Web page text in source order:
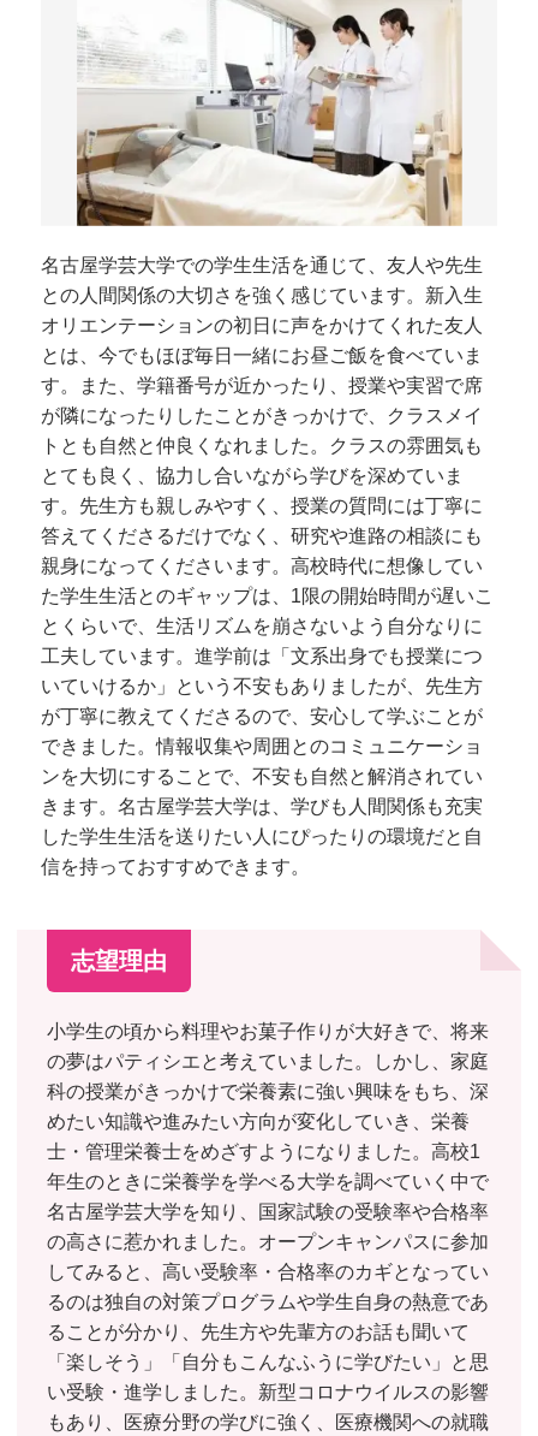
名古屋学芸大学での学生生活を通じて、友人や先生
との人間関係の大切さを強く感じています。新入生
オリエンテーションの初日に声をかけてくれた友人
とは、今でもほぼ毎日一緒にお昼ご飯を食べていま
す。また、学籍番号が近かったり、授業や実習で席
が隣になったりしたことがきっかけで、クラスメイ
トとも自然と仲良くなれました。クラスの雰囲気も
とても良く、協力し合いながら学びを深めていま
す。先生方も親しみやすく、授業の質問には丁寧に
答えてくださるだけでなく、研究や進路の相談にも
親身になってくださいます。高校時代に想像してい
た学生生活とのギャップは、1限の開始時間が遅いこ
とくらいで、生活リズムを崩さないよう自分なりに
工夫しています。進学前は「文系出身でも授業につ
いていけるか」という不安もありましたが、先生方
が丁寧に教えてくださるので、安心して学ぶことが
できました。情報収集や周囲とのコミュニケーショ
ンを大切にすることで、不安も自然と解消されてい
きます。名古屋学芸大学は、学びも人間関係も充実
した学生生活を送りたい人にぴったりの環境だと自
信を持っておすすめできます。
志望理由
小学生の頃から料理やお菓子作りが大好きで、将来
の夢はパティシエと考えていました。しかし、家庭
科の授業がきっかけで栄養素に強い興味をもち、深
めたい知識や進みたい方向が変化していき、栄養
士・管理栄養士をめざすようになりました。高校1
年生のときに栄養学を学べる大学を調べていく中で
名古屋学芸大学を知り、国家試験の受験率や合格率
の高さに惹かれました。オープンキャンパスに参加
してみると、高い受験率・合格率のカギとなってい
るのは独自の対策プログラムや学生自身の熱意であ
ることが分かり、先生方や先輩方のお話も聞いて
「楽しそう」「自分もこんなふうに学びたい」と思
い受験・進学しました。新型コロナウイルスの影響
もあり、医療分野の学びに強く、医療機関への就職